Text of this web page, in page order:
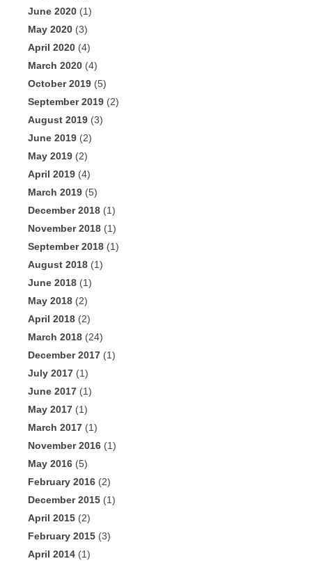
June 2020 (1)
May 2020 (3)
April 2020 (4)
March 2020 (4)
October 2019 (5)
September 2019 (2)
August 2019 (3)
June 2019 (2)
May 2019 (2)
April 2019 (4)
March 2019 (5)
December 2018 (1)
November 2018 (1)
September 2018 (1)
August 2018 (1)
June 2018 (1)
May 2018 (2)
April 2018 (2)
March 2018 (24)
December 2017 (1)
July 2017 (1)
June 2017 (1)
May 2017 (1)
March 2017 (1)
November 2016 (1)
May 2016 (5)
February 2016 (2)
December 2015 (1)
April 2015 (2)
February 2015 (3)
April 2014 (1)